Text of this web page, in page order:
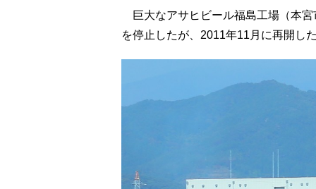
巨大なアサヒビール福島工場（本
を停止したが、2011年11月に再開し